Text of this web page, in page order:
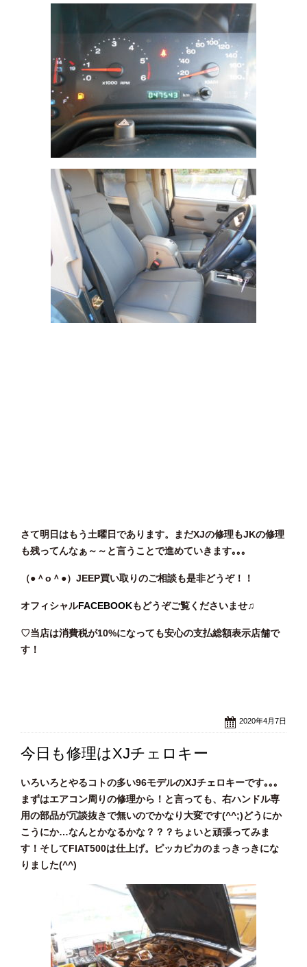
さて明日はもう土曜日であります。まだXJの修理もJKの修理
も残ってんなぁ～～と言うことで進めていきます｡｡｡
（●＾o ＾●）JEEP買い取りのご相談も是非どうぞ！！
オフィシャルFACEBOOKもどうぞご覧くださいませ♫
♡当店は消費税が10%になっても安心の支払総額表示店舗で
す！
2020年4月7日
今日も修理はXJチェロキー
いろいろとやるコトの多い96モデルのXJチェロキーです｡｡｡
まずはエアコン周りの修理から！と言っても、右ハンドル専
用の部品が冗談抜きで無いのでかなり大変です(^^;)どうにか
こうにか…なんとかなるかな？？？ちょいと頑張ってみま
す！そしてFIAT500は仕上げ。ピッカピカのまっきっきにな
りました(^^)